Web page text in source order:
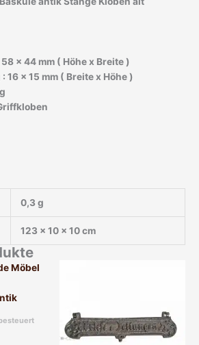
x 44 mm ( Höhe x Breite )
16 x 15 mm ( Breite x Höhe )
0,3 g
123 × 10 × 10 cm